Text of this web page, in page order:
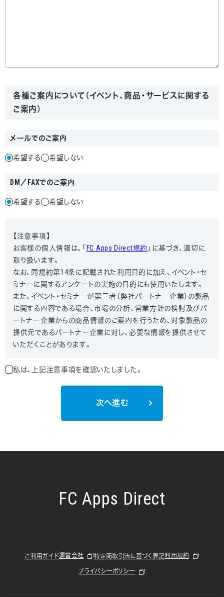
各種ご案内について（イベント、商品・サービスに関する
ご案内）
メールでのご案内
希望する 希望しない
DM／FAXでのご案内
希望する 希望しない
【注意事項】
お客様の個人情報は、「 FC Apps Direct規約 」に基づき、適切に
取り扱います。
なお、同規約第14条に記載された利用目的に加え、イベント・セ
ミナーに関するアンケートの実施の目的にも使用いたします。
また、イベント・セミナーが第三者（弊社パートナー企業）の製品
に関する内容である場合、市場の分析、営業方針の検討及びパ
ートナー企業からの商品情報のご案内を行うため、対象製品の
提供元であるパートナー企業に対し、必要な情報を提供させて
いただくことがあります。
私は、上記注意事項を確認いたしました。
次へ進む
FC Apps Direct
ご利用ガイド運営会社 特定商取引法に基づく表記利用規約
プライバシーポリシー